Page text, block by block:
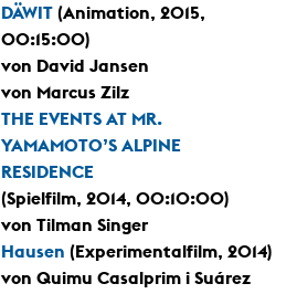
DÄWIT (Animation, 2015,
00:15:00)
von David Jansen
von Marcus Zilz
THE EVENTS AT MR.
YAMAMOTO’S ALPINE
RESIDENCE
(Spielfilm, 2014, 00:10:00)
von Tilman Singer
Hausen (Experimentalfilm, 2014)
von Quimu Casalprim i Suárez